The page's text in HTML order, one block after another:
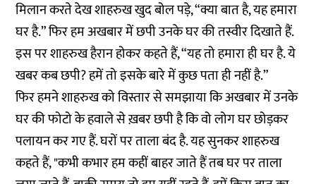
मिलान करते देख शाहरुख खुद बोल पड़े, “क्या बात है, यह हमारा
घर है.” फिर हम अखबार में छपी उनके घर की तस्वीर दिखाते हैं.
इस पर शाहरुख हैरान होकर कहते हैं, “यह तो हमारा ही घर है. ये
खबर कब छपी? हमें तो इसके बारे में कुछ पता ही नहीं है.”
फिर हमने शाहरुख को विस्तार से समझाया कि अखबार में उनके
घर की फोटो के हवाले से ख़बर छपी है कि वो लोग घर छोड़कर
पलायन कर गए हैं. घरों पर ताला बंद है. यह सुनकर शाहरुख
कहते हैं, "कभी कभार हम कहीं बाहर जाते हैं तब घर पर ताला